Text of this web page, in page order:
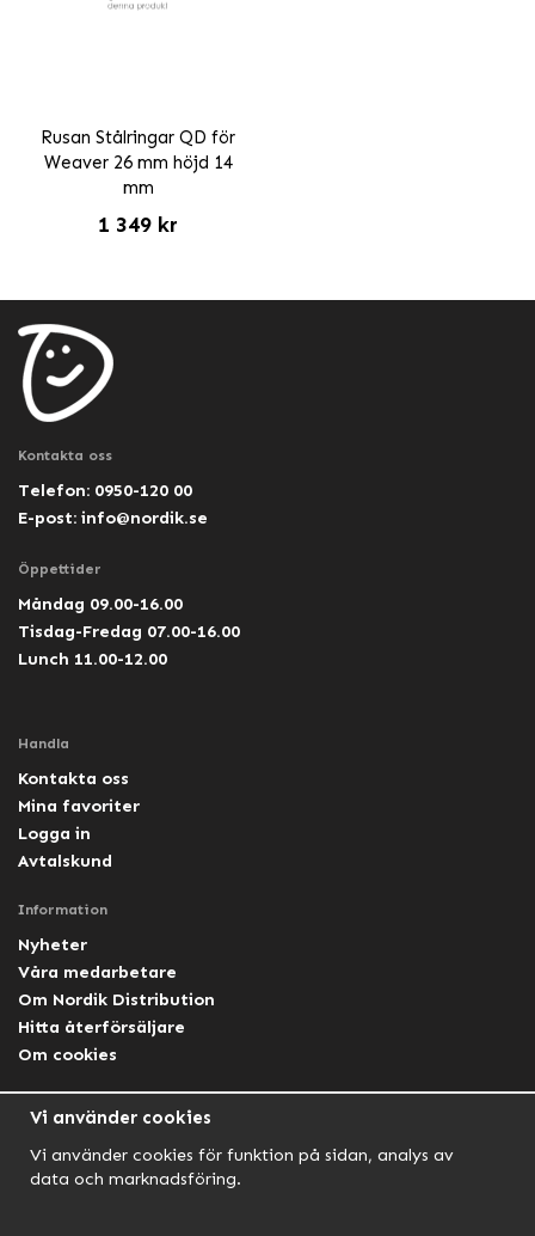
Rusan Stålringar QD för
Weaver 26 mm höjd 14
mm
1 349 kr
Kontakta oss
Telefon: 0950-120 00
E-post: info@nordik.se
Öppettider
Måndag 09.00-16.00
Tisdag-Fredag 07.00-16.00
Lunch 11.00-12.00
Handla
Kontakta oss
Mina favoriter
Logga in
Avtalskund
Information
Nyheter
Våra medarbetare
Om Nordik Distribution
Hitta återförsäljare
Om cookies
Facebook Lightforce Sweden
Vi använder cookies
Vi använder cookies för funktion på sidan, analys av
data och marknadsföring.